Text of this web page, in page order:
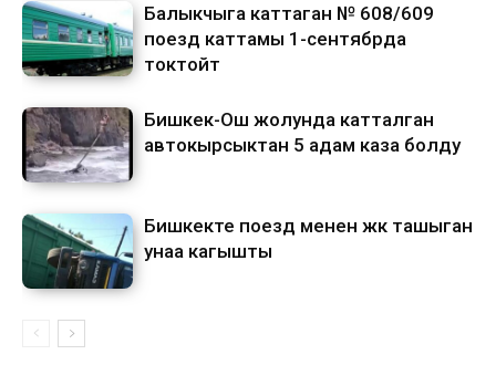
Балыкчыга каттаган № 608/609
поезд каттамы 1-сентябрда
токтойт
Бишкек-Ош жолунда катталган
автокырсыктан 5 адам каза болду
Бишкекте поезд менен жүк ташыган
унаа кагышты